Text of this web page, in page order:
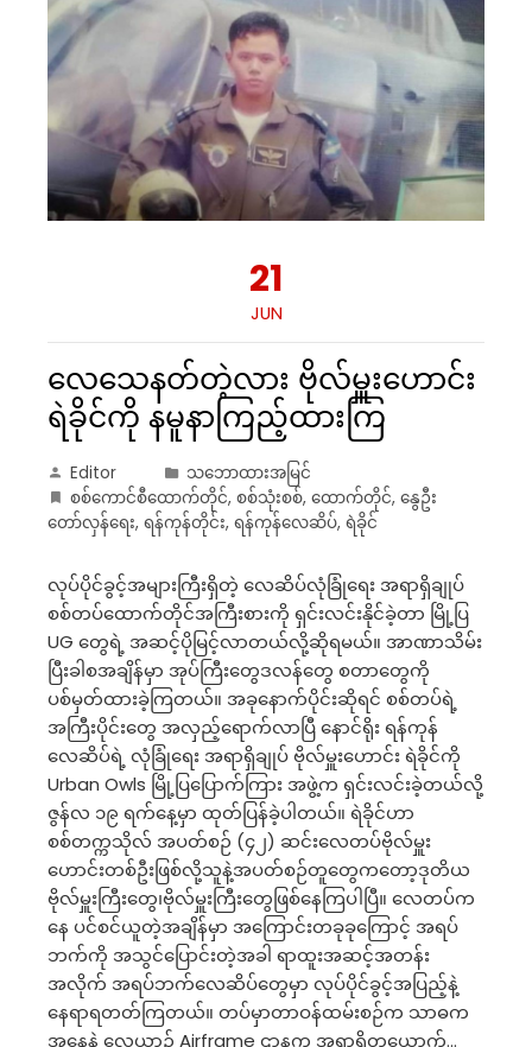
21
JUN
လေသေနတ်တဲ့လား ဗိုလ်မှူးဟောင်း
ရဲခိုင်ကို နမူနာကြည့်ထားကြ
Editor
သဘောထားအမြင်
စစ်ကောင်စီထောက်တိုင်, စစ်သုံးစစ်, ထောက်တိုင်, နွေဦး
တော်လှန်ရေး, ရန်ကုန်တိုင်း, ရန်ကုန်လေဆိပ်, ရဲခိုင်
လုပ်ပိုင်ခွင့်အများကြီးရှိတဲ့ လေဆိပ်လုံခြုံရေး အရာရှိချုပ်
စစ်တပ်ထောက်တိုင်အကြီးစားကို ရှင်းလင်းနိုင်ခဲ့တာ မြို့ပြ
UG တွေရဲ့ အဆင့်ပိုမြင့်လာတယ်လို့ဆိုရမယ်။ အာဏာသိမ်း
ပြီးခါစအချိန်မှာ အုပ်ကြီးတွေဒလန်တွေ စတာတွေကို
ပစ်မှတ်ထားခဲ့ကြတယ်။ အခုနောက်ပိုင်းဆိုရင် စစ်တပ်ရဲ့
အကြီးပိုင်းတွေ အလှည့်ရောက်လာပြီ နောင်ရိုး ရန်ကုန်
လေဆိပ်ရဲ့ လုံခြုံရေး အရာရှိချုပ် ဗိုလ်မှူးဟောင်း ရဲခိုင်ကို
Urban Owls မြို့ပြပြောက်ကြား အဖွဲ့က ရှင်းလင်းခဲ့တယ်လို့
ဇွန်လ ၁၉ ရက်နေ့မှာ ထုတ်ပြန်ခဲ့ပါတယ်။ ရဲခိုင်ဟာ
စစ်တက္ကသိုလ် အပတ်စဉ် (၄၂) ဆင်းလေတပ်ဗိုလ်မှူး
ဟောင်းတစ်ဦးဖြစ်လို့သူနဲ့အပတ်စဉ်တူတွေကတော့ဒုတိယ
ဗိုလ်မှူးကြီးတွေ၊ဗိုလ်မှူးကြီးတွေဖြစ်နေကြပါပြီ။ လေတပ်က
နေ ပင်စင်ယူတဲ့အချိန်မှာ အကြောင်းတခုခုကြောင့် အရပ်
ဘက်ကို အသွင်ပြောင်းတဲ့အခါ ရာထူးအဆင့်အတန်း
အလိုက် အရပ်ဘက်လေဆိပ်တွေမှာ လုပ်ပိုင်ခွင့်အပြည့်နဲ့
နေရာရတတ်ကြတယ်။ တပ်မှာတာဝန်ထမ်းစဉ်က သာဓက
အနေနဲ့ လေယာဉ် Airframe ဌာနက အရာရှိတယောက်…